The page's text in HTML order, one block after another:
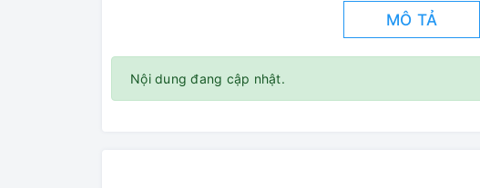
MÔ TẢ
Nội dung đang cập nhật.